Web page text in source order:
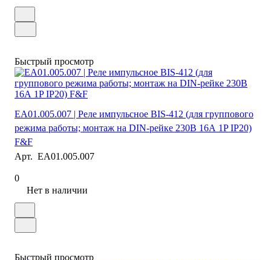
Быстрый просмотр
EA01.005.007 | Реле импульсное BIS-412 (для группового
режима работы; монтаж на DIN-рейке 230В 16А 1P IP20)
F&F
Арт. EA01.005.007
0
Нет в наличии
Быстрый просмотр